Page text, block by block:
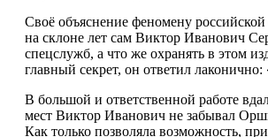
Своё объяснение феномену
на склоне лет сам Виктор Иванович
спецслужб, а что же охранять в этом
главный секрет, он ответил
В большой и ответственной работе
мест Виктор Иванович не забывал
Как только позволяла возможность,